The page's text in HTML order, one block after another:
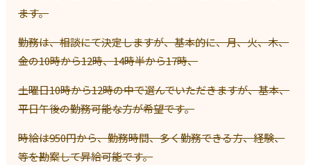
ます。
勤務は、相談にて決定しますが、基本的に、月、火、木、
金の10時から12時、14時半から17時、
土曜日10時から12時の中で選んでいただきますが、基本、
平日午後の勤務可能な方が希望です。
時給は950円から、勤務時間、多く勤務できる方、経験、
等を勘案して昇給可能です。